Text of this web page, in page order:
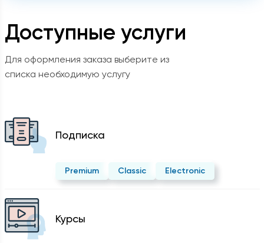
Доступные услуги
Для оформления заказа выберите из
списка необходимую услугу
Подписка
Premium Classic Electronic
Курсы